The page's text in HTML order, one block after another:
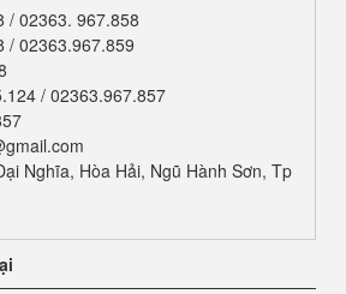
/ 02363. 967.858
/ 02363.967.859
/ 02363.967.857
Nghĩa, Hòa Hải, Ngũ Hành Sơn, Tp